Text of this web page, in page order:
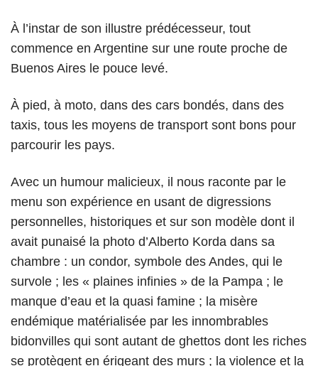
À l’instar de son illustre prédécesseur, tout
commence en Argentine sur une route proche de
Buenos Aires le pouce levé.
À pied, à moto, dans des cars bondés, dans des
taxis, tous les moyens de transport sont bons pour
parcourir les pays.
Avec un humour malicieux, il nous raconte par le
menu son expérience en usant de digressions
personnelles, historiques et sur son modèle dont il
avait punaisé la photo d’Alberto Korda dans sa
chambre : un condor, symbole des Andes, qui le
survole ; les « plaines infinies » de la Pampa ; le
manque d’eau et la quasi famine ; la misère
endémique matérialisée par les innombrables
bidonvilles qui sont autant de ghettos dont les riches
se protègent en érigeant des murs ; la violence et la